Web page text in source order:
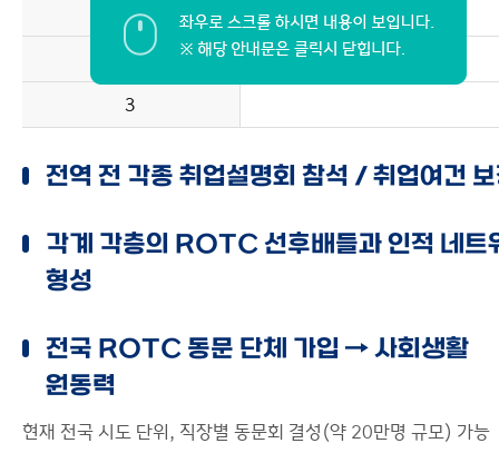
1
2
3
전역 전 각종 취업설명회 참석 / 취업여건
각계 각층의 ROTC 선후배들과 인적 네트
형성
전국 ROTC 동문 단체 가입 → 사회생활
원동력
현재 전국 시도 단위, 직장별 동문회 결성(약 20만명 규모) 가능